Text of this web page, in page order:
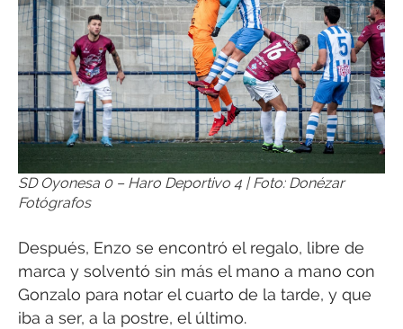
SD Oyonesa 0 – Haro Deportivo 4 | Foto: Donézar
Fotógrafos
Después, Enzo se encontró el regalo, libre de
marca y solventó sin más el mano a mano con
Gonzalo para notar el cuarto de la tarde, y que
iba a ser, a la postre, el último.